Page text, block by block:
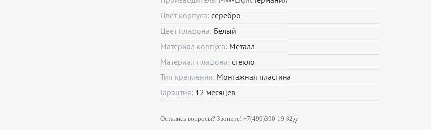
Цвет корпуса: серебро
Цвет плафона: Белый
Материал корпуса: Металл
Материал плафона: стекло
Тип крепления: Монтажная пластина
Гарантия: 12 месяцев
Остались вопросы? Звоните! +7(499)390-19-82//